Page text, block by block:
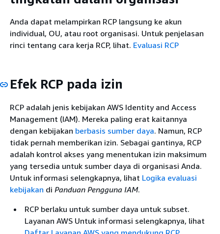
Anda dapat melampirkan RCP langsung ke akun
individual, OU, atau root organisasi. Untuk penjelasan
rinci tentang cara kerja RCP, lihat. Evaluasi RCP
Efek RCP pada izin
RCP adalah jenis kebijakan AWS Identity and Access
Management (IAM). Mereka paling erat kaitannya
dengan kebijakan berbasis sumber daya. Namun, RCP
tidak pernah memberikan izin. Sebagai gantinya, RCP
adalah kontrol akses yang menentukan izin maksimum
yang tersedia untuk sumber daya di organisasi Anda.
Untuk informasi selengkapnya, lihat Logika evaluasi
kebijakan di Panduan Pengguna IAM.
RCP berlaku untuk sumber daya untuk subset.
Layanan AWS Untuk informasi selengkapnya, lihat